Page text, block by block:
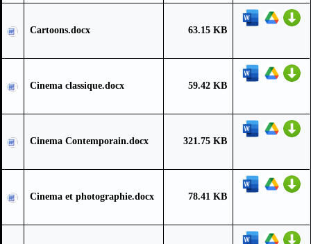
Cartoons.docx 63.15 KB
Cinema classique.docx 59.42 KB
Cinema Contemporain.docx 321.75 KB
Cinema et photographie.docx 78.41 KB